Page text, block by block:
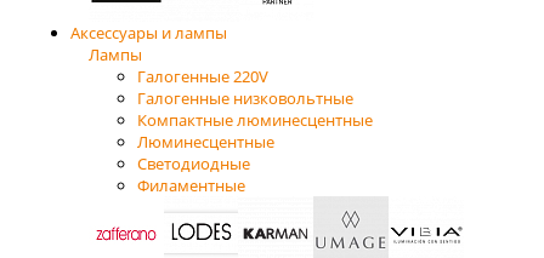
Аксессуары и лампы
Лампы
Галогенные 220V
Галогенные низковольтные
Компактные люминесцентные
Люминесцентные
Светодиодные
Филаментные